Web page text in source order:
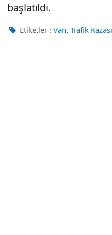
başlatıldı.
Etiketler : Van, Trafik Kazası